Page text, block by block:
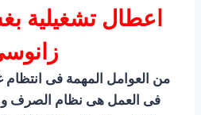
اعطال تشغيلية
من العوامل المهمة فى انتظام
فى العمل هى نظام الصرف و